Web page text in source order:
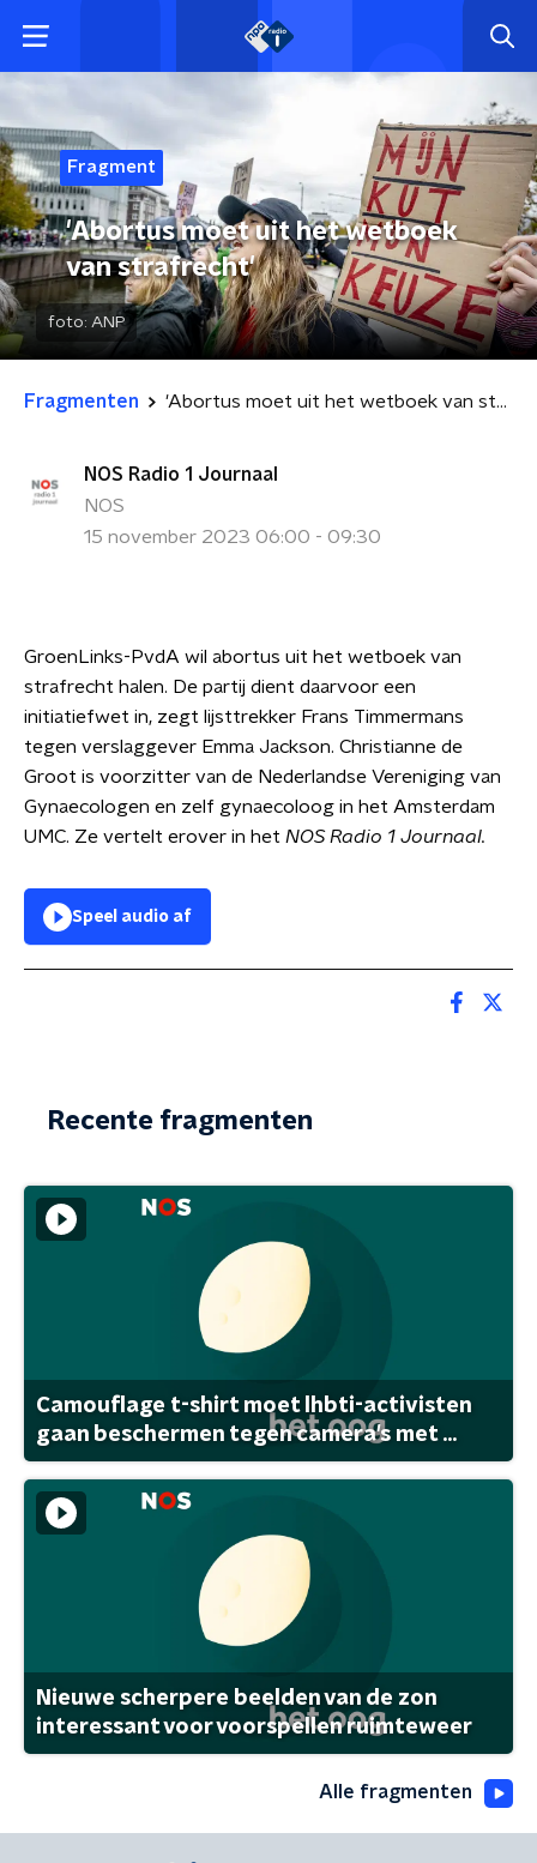
Fragment
'Abortus moet uit het wetboek
van strafrecht'
foto: ANP
Fragmenten 'Abortus moet uit het wetboek van strafrecht'
NOS Radio 1 Journaal
NOS
15 november 2023 06:00 - 09:30
GroenLinks-PvdA wil abortus uit het wetboek van
strafrecht halen. De partij dient daarvoor een
initiatiefwet in, zegt lijsttrekker Frans Timmermans
tegen verslaggever Emma Jackson. Christianne de
Groot is voorzitter van de Nederlandse Vereniging van
Gynaecologen en zelf gynaecoloog in het Amsterdam
UMC. Ze vertelt erover in het NOS Radio 1 Journaal.
Speel audio af
Recente fragmenten
Camouflage t-shirt moet lhbti-activisten
gaan beschermen tegen camera's met ...
Nieuwe scherpere beelden van de zon
interessant voor voorspellen ruimteweer
Alle fragmenten